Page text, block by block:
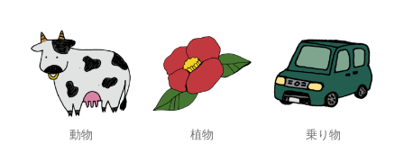
動物 植物 乗り物